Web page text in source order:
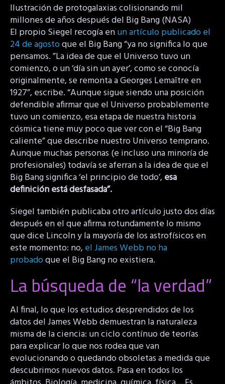
Ilustración de protogalaxias colisionando mil
millones de años después del Big Bang (NASA)
El propio Siegel recogía enun artículo publicado el
24 de agostoque el Big Bang “ya no significa lo que
pensamos. ”La idea de que el Universo tuvo un
comienzo, o un ‘día sin un ayer’, como se conocía
originalmente, se remonta a Georges Lemaître en
1927”, escribe. “Aunque sigue siendo una posición
defendible afirmar que el Universo probablemente
tuvo un comienzo, esa etapa de nuestra historia
cósmica tiene muy poco que ver con el “Big Bang
caliente” que describe nuestro Universo temprano.
Aunque muchas personas (e incluso una minoría de
profesionales) todavía se aferran a la idea de que el
Big Bang significa ‘el principio de todo’,esa
definición está desfasada”.
Siegel también publicaba otro artículo justo dos días
después en el que afirma rotundamente lo mismo
que dice Lincoln y la mayoría de los astrofísicos en
este momento: no,el James Webb no ha
probadoque el Big Bang no existiera.
La búsqueda de “la verdad”
Al final, lo que los estudios desprendidos de los
datos del James Webb demuestran la naturaleza
misma de la ciencia: un ciclo contínuo de teorías
para explicar lo que nos rodea que van
evolucionando o quedando obsoletas a medida que
descubrimos nuevos datos. Pasa en todos los